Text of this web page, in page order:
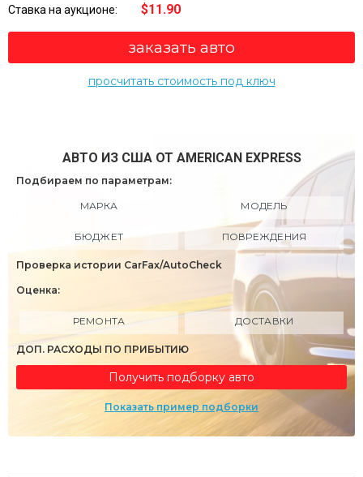
Ставка на аукционе: $11.90
заказать авто
просчитать стоимость под ключ
АВТО ИЗ США ОТ AMERICAN EXPRESS
Подбираем по параметрам:
МАРКА МОДЕЛЬ
БЮДЖЕТ ПОВРЕЖДЕНИЯ
Проверка истории CarFax/AutoCheck
Оценка:
РЕМОНТА ДОСТАВКИ
ДОП. РАСХОДЫ ПО ПРИБЫТИЮ
Получить подборку авто
Показать пример подборки